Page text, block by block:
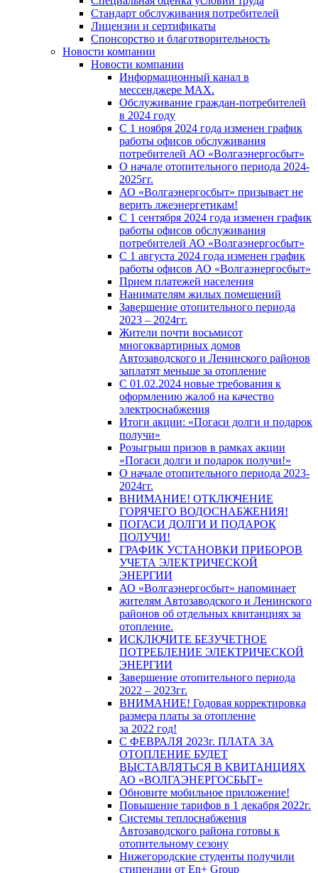
Стандарт обслуживания потребителей
Лицензии и сертификаты
Спонсорство и благотворительность
Новости компании
Новости компании
Информационный канал в
мессенджере MAX.
Обслуживание граждан-потребителей
в 2024 году
С 1 ноября 2024 года изменен график
работы офисов обслуживания
потребителей АО «Волгаэнергосбыт»
О начале отопительного периода 2024-
2025гг.
АО «Волгаэнергосбыт» призывает не
верить лжеэнергетикам!
С 1 сентября 2024 года изменен график
работы офисов обслуживания
потребителей АО «Волгаэнергосбыт»
С 1 августа 2024 года изменен график
работы офисов АО «Волгаэнергосбыт»
Прием платежей населения
Нанимателям жилых помещений
Завершение отопительного периода
2023 – 2024гг.
Жители почти восьмисот
многоквартирных домов
Автозаводского и Ленинского районов
заплатят меньше за отопление
С 01.02.2024 новые требования к
оформлению жалоб на качество
электроснабжения
Итоги акции: «Погаси долги и подарок
получи»
Розыгрыш призов в рамках акции
«Погаси долги и подарок получи!»
О начале отопительного периода 2023-
2024гг.
ВНИМАНИЕ! ОТКЛЮЧЕНИЕ
ГОРЯЧЕГО ВОДОСНАБЖЕНИЯ!
ПОГАСИ ДОЛГИ И ПОДАРОК
ПОЛУЧИ!
ГРАФИК УСТАНОВКИ ПРИБОРОВ
УЧЕТА ЭЛЕКТРИЧЕСКОЙ
ЭНЕРГИИ
АО «Волгаэнергосбыт» напоминает
жителям Автозаводского и Ленинского
районов об отдельных квитанциях за
отопление.
ИСКЛЮЧИТЕ БЕЗУЧЕТНОЕ
ПОТРЕБЛЕНИЕ ЭЛЕКТРИЧЕСКОЙ
ЭНЕРГИИ
Завершение отопительного периода
2022 – 2023гг.
ВНИМАНИЕ! Годовая корректировка
размера платы за отопление
за 2022 год!
С ФЕВРАЛЯ 2023г. ПЛАТА ЗА
ОТОПЛЕНИЕ БУДЕТ
ВЫСТАВЛЯТЬСЯ В КВИТАНЦИЯХ
АО «ВОЛГАЭНЕРГОСБЫТ»
Обновите мобильное приложение!
Повышение тарифов в 1 декабря 2022г.
Системы теплоснабжения
Автозаводского района готовы к
отопительному сезону
Нижегородские студенты получили
стипендии от En+ Group